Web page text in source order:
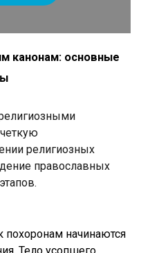
канонам: основные
религиозных
православных
похоронам начинаются
Тело усопшего